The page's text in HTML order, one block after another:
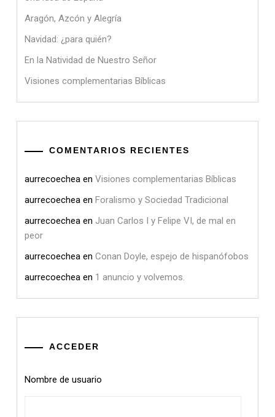
Aragón, Azcón y Alegría
Navidad: ¿para quién?
En la Natividad de Nuestro Señor
Visiones complementarias Bíblicas
COMENTARIOS RECIENTES
aurrecoechea en Visiones complementarias Bíblicas
aurrecoechea en Foralismo y Sociedad Tradicional
aurrecoechea en Juan Carlos I y Felipe VI, de mal en
peor
aurrecoechea en Conan Doyle, espejo de hispanófobos
aurrecoechea en 1 anuncio y volvemos.
ACCEDER
Nombre de usuario